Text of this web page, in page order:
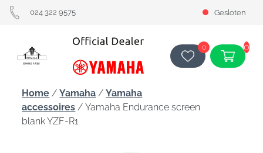
024 322 9575 Gesloten
0 0
Home /Yamaha /Yamaha
accessoires / Yamaha Endurance screen
blank YZF-R1